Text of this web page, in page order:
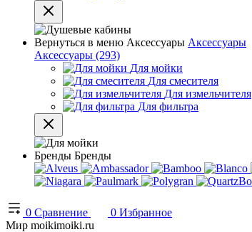
Вернуться в меню Аксессуары Аксессуары
Аксессуары (293)
Для мойки
Для смесителя
Для измельчителя
Для фильтра
Бренды Бренды
0 Сравнение 0 Избранное
Мир moikimoiki.ru